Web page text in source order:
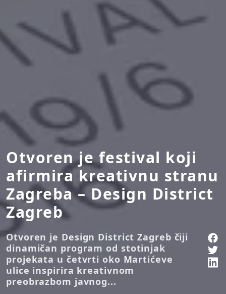
Otvoren je festival koji
afirmira kreativnu stranu
Zagreba – Design District
Zagreb
Otvoren je Design District Zagreb čiji
dinamičan program od stotinjak
projekata u četvrti oko Martićeve
ulice inspirira kreativnom
preobrazbom javnog...